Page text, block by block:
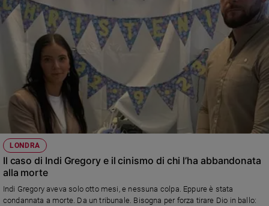
Politica
Mondo
Economia
Legalità
giustizia
Sport
Interviste
Papa
Papa
Chiesa
Chiesa
LONDRA
Il caso di Indi Gregory e il cinismo di chi l’ha abbandonata
alla morte
Indi Gregory aveva solo otto mesi, e nessuna colpa. Eppure è stata
condannata a morte. Da un tribunale. Bisogna per forza tirare Dio in ballo: